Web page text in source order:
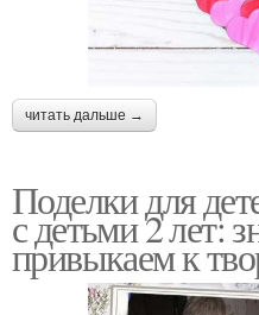
читать дальше →
Поделки для
с детьми 2 лет:
привыкаем к